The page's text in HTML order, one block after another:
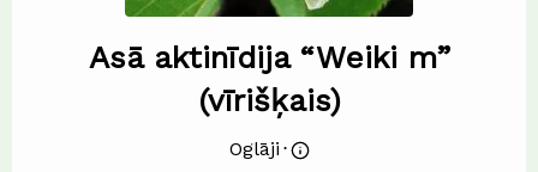
Asā aktinīdija “Weiki m”
(vīrišķais)
Oglāji ⋅